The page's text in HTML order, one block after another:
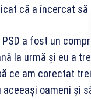
că a încercat să
PSD a fost un
la urmă şi eu a
ce am corectat
oameni şi